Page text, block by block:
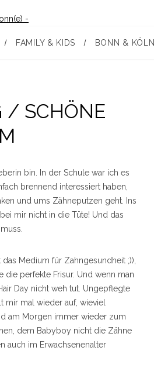
FAMILY & KIDS BONN & KÖLN
/ SCHÖNE
bin. In der Schule war ich es
brennend interessiert haben,
und ums Zähneputzen geht. Ins
mir nicht in die Tüte! Und das
Medium für Zahngesundheit ;)),
die perfekte Frisur. Und wenn man
Day nicht weh tut. Ungepflegte
mir mal wieder auf, wieviel
am Morgen immer wieder zum
dem Babyboy nicht die Zähne
auch im Erwachsenenalter